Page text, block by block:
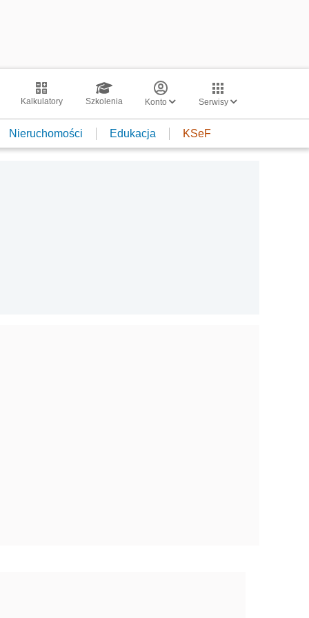
Kalkulatory Szkolenia Konto Serwisy
Nieruchomości Edukacja KSeF